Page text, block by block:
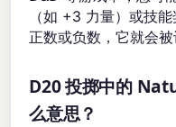
（如 +3 力量）或技
正数或负数，它就会被
D20 投掷中的
么意思？